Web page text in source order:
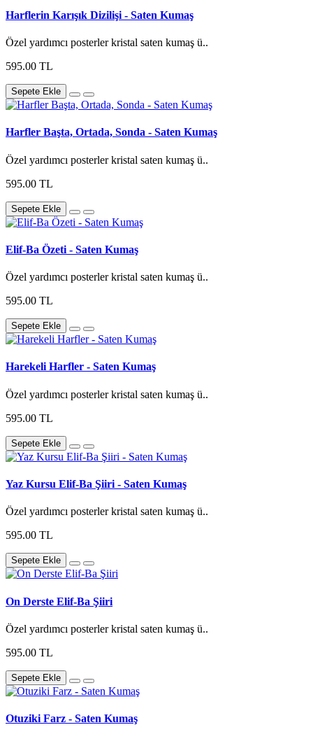
Harflerin Karışık Dizilişi - Saten Kumaş
Özel yardımcı posterler kristal saten kumaş ü..
595.00 TL
Sepete Ekle
Harfler Başta, Ortada, Sonda - Saten Kumaş
Özel yardımcı posterler kristal saten kumaş ü..
595.00 TL
Sepete Ekle
Elif-Ba Özeti - Saten Kumaş
Özel yardımcı posterler kristal saten kumaş ü..
595.00 TL
Sepete Ekle
Harekeli Harfler - Saten Kumaş
Özel yardımcı posterler kristal saten kumaş ü..
595.00 TL
Sepete Ekle
Yaz Kursu Elif-Ba Şiiri - Saten Kumaş
Özel yardımcı posterler kristal saten kumaş ü..
595.00 TL
Sepete Ekle
On Derste Elif-Ba Şiiri
Özel yardımcı posterler kristal saten kumaş ü..
595.00 TL
Sepete Ekle
Otuziki Farz - Saten Kumaş